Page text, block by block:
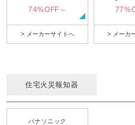
74%OFF～
> メーカーサイトへ > メーカ
住宅火災報知器
パナソニック